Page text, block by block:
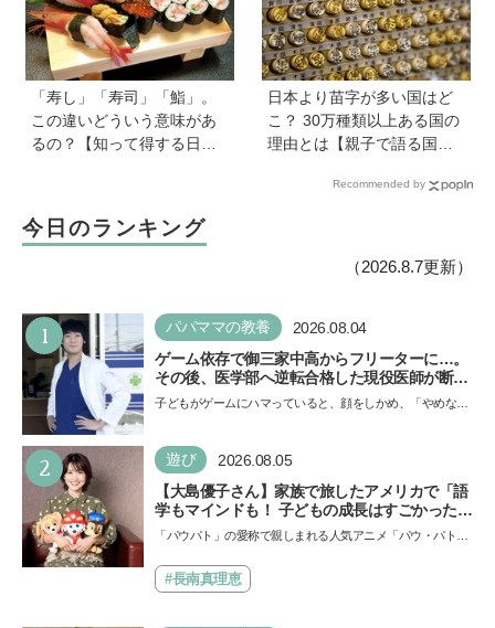
「寿し」「寿司」「鮨」。
この違いどういう意味があ
るの？【知って得する日本
日本より苗字が多い国はど
こ？ 30万種類以上ある国の
理由とは【親子で語る国際
Recommended by
今日のランキング
（2026.8.7更新）
1 パパママの教養 2026.08.04
ゲーム依存で御三家中高からフリーターに…。
その後、医学部へ逆転合格した現役医師が断言
「ゲームの経験が受験勉強に役立った」そう考
子どもがゲームにハマっていると、顔をしかめ、「やめなさ
い…
2 遊び 2026.08.05
【大島優子さん】家族で旅したアメリカで「語
学もマインドも！ 子どもの成長はすごかった」
声優をつとめた映画『パウ・パトロール ザ・ダ
できると子どもに知ってほしい
「パウパト」の愛称で親しまれる人気アニメ「パウ・パトロ
ザ…
#長南真理恵